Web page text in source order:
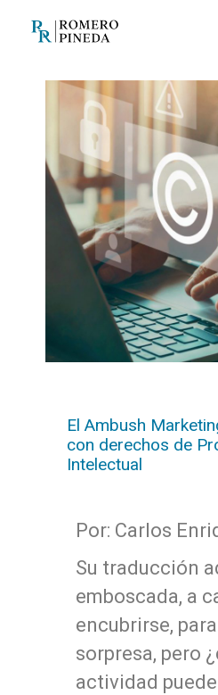
El Ambush
con derechos de
Intelectual
Por: Carlos
Su traducción
emboscada, a
encubrirse,
sorpresa, pero
actividad